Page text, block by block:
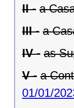
II - a
III - a
IV - as
V - a
01/01/